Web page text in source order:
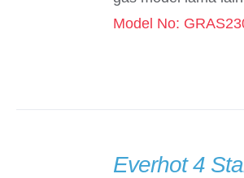
Model No:
Everhot 4